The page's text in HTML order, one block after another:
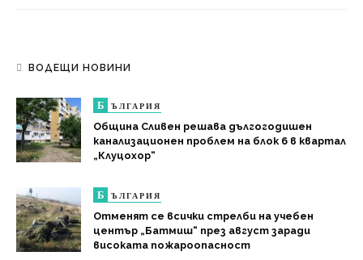
ВОДЕЩИ НОВИНИ
Б ЪЛГАРИЯ
Община Сливен решава дългогодишен
канализационен проблем на блок 6 в квартал
„Клуцохор“
Б ЪЛГАРИЯ
Отменят се всички стрелби на учебен
център „Батмиш“ през август заради
високата пожароопасност